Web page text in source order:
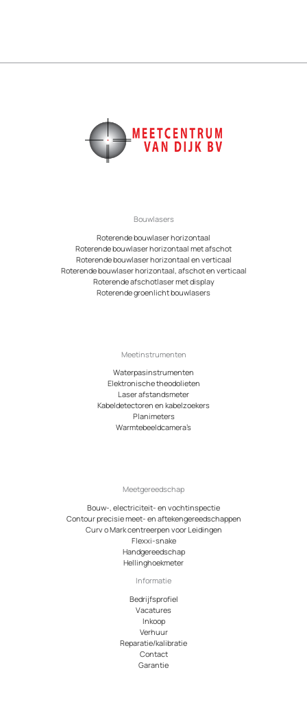
Bouwlasers
Roterende bouwlaser horizontaal
Roterende bouwlaser horizontaal met afschot
Roterende bouwlaser horizontaal en verticaal
Roterende bouwlaser horizontaal, afschot en verticaal
Roterende afschotlaser met display
Roterende groenlicht bouwlasers
Meetinstrumenten
Waterpasinstrumenten
Elektronische theodolieten
Laser afstandsmeter
Kabeldetectoren en kabelzoekers
Planimeters
Warmtebeeldcamera’s
Meetgereedschap
Bouw-, electriciteit- en vochtinspectie
Contour precisie meet- en aftekengereedschappen
Curv o Mark centreerpen voor Leidingen
Flexxi-snake
Handgereedschap
Hellinghoekmeter
Informatie
Bedrijfsprofiel
Vacatures
Inkoop
Verhuur
Reparatie/kalibratie
Contact
Garantie